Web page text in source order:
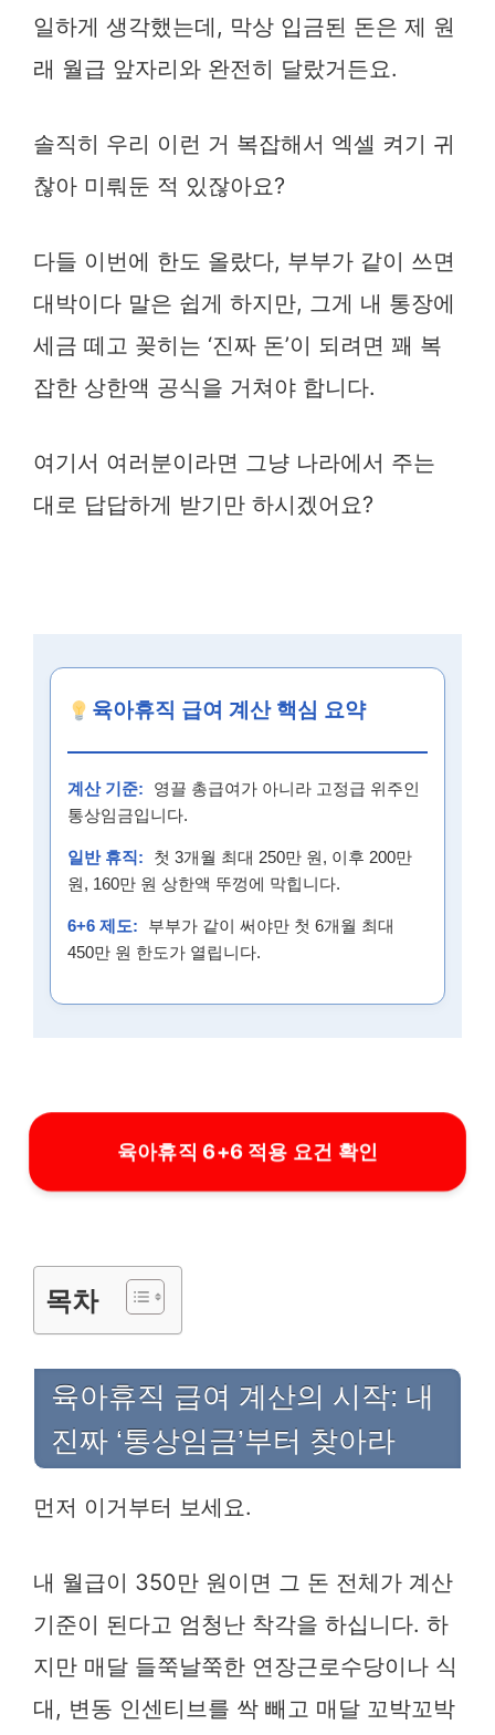
일하게 생각했는데, 막상 입금된 돈은 제 원
래 월급 앞자리와 완전히 달랐거든요.
솔직히 우리 이런 거 복잡해서 엑셀 켜기 귀
찮아 미뤄둔 적 있잖아요?
다들 이번에 한도 올랐다, 부부가 같이 쓰면
대박이다 말은 쉽게 하지만, 그게 내 통장에
세금 떼고 꽂히는 ‘진짜 돈’이 되려면 꽤 복
잡한 상한액 공식을 거쳐야 합니다.
여기서 여러분이라면 그냥 나라에서 주는
대로 답답하게 받기만 하시겠어요?
육아휴직 급여 계산 핵심 요약
계산 기준:
영끌 총급여가 아니라 고정급 위주인
통상임금입니다.
일반 휴직:
첫 3개월 최대 250만 원, 이후 200만
원, 160만 원 상한액 뚜껑에 막힙니다.
6+6 제도:
부부가 같이 써야만 첫 6개월 최대
450만 원 한도가 열립니다.
육아휴직 6+6 적용 요건 확인
목차
육아휴직 급여 계산의 시작: 내
진짜 ‘통상임금’부터 찾아라
먼저 이거부터 보세요.
내 월급이 350만 원이면 그 돈 전체가 계산
기준이 된다고 엄청난 착각을 하십니다. 하
지만 매달 들쭉날쭉한 연장근로수당이나 식
대, 변동 인센티브를 싹 빼고 매달 꼬박꼬박